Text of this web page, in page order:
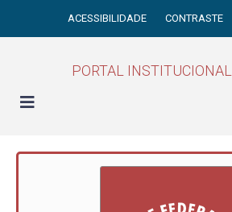
ACESSIBILIDADE CONTRASTE
PORTAL INSTITUCIONAL